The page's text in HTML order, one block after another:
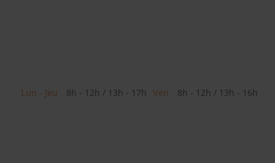
Lun - Jeu 8h - 12h / 13h - 17h Ven 8h - 12h / 13h - 16h